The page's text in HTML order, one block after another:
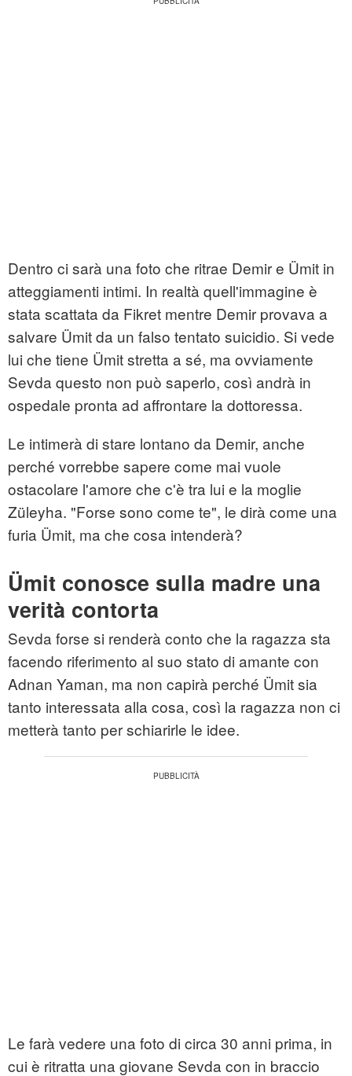
Dentro ci sarà una foto che ritrae Demir e Ümit in
atteggiamenti intimi. In realtà quell'immagine è
stata scattata da Fikret mentre Demir provava a
salvare Ümit da un falso tentato suicidio. Si vede
lui che tiene Ümit stretta a sé, ma ovviamente
Sevda questo non può saperlo, così andrà in
ospedale pronta ad affrontare la dottoressa.
Le intimerà di stare lontano da Demir, anche
perché vorrebbe sapere come mai vuole
ostacolare l'amore che c'è tra lui e la moglie
Züleyha. "Forse sono come te", le dirà come una
furia Ümit, ma che cosa intenderà?
Ümit conosce sulla madre una
verità contorta
Sevda forse si renderà conto che la ragazza sta
facendo riferimento al suo stato di amante con
Adnan Yaman, ma non capirà perché Ümit sia
tanto interessata alla cosa, così la ragazza non ci
metterà tanto per schiarirle le idee.
Le farà vedere una foto di circa 30 anni prima, in
cui è ritratta una giovane Sevda con in braccio